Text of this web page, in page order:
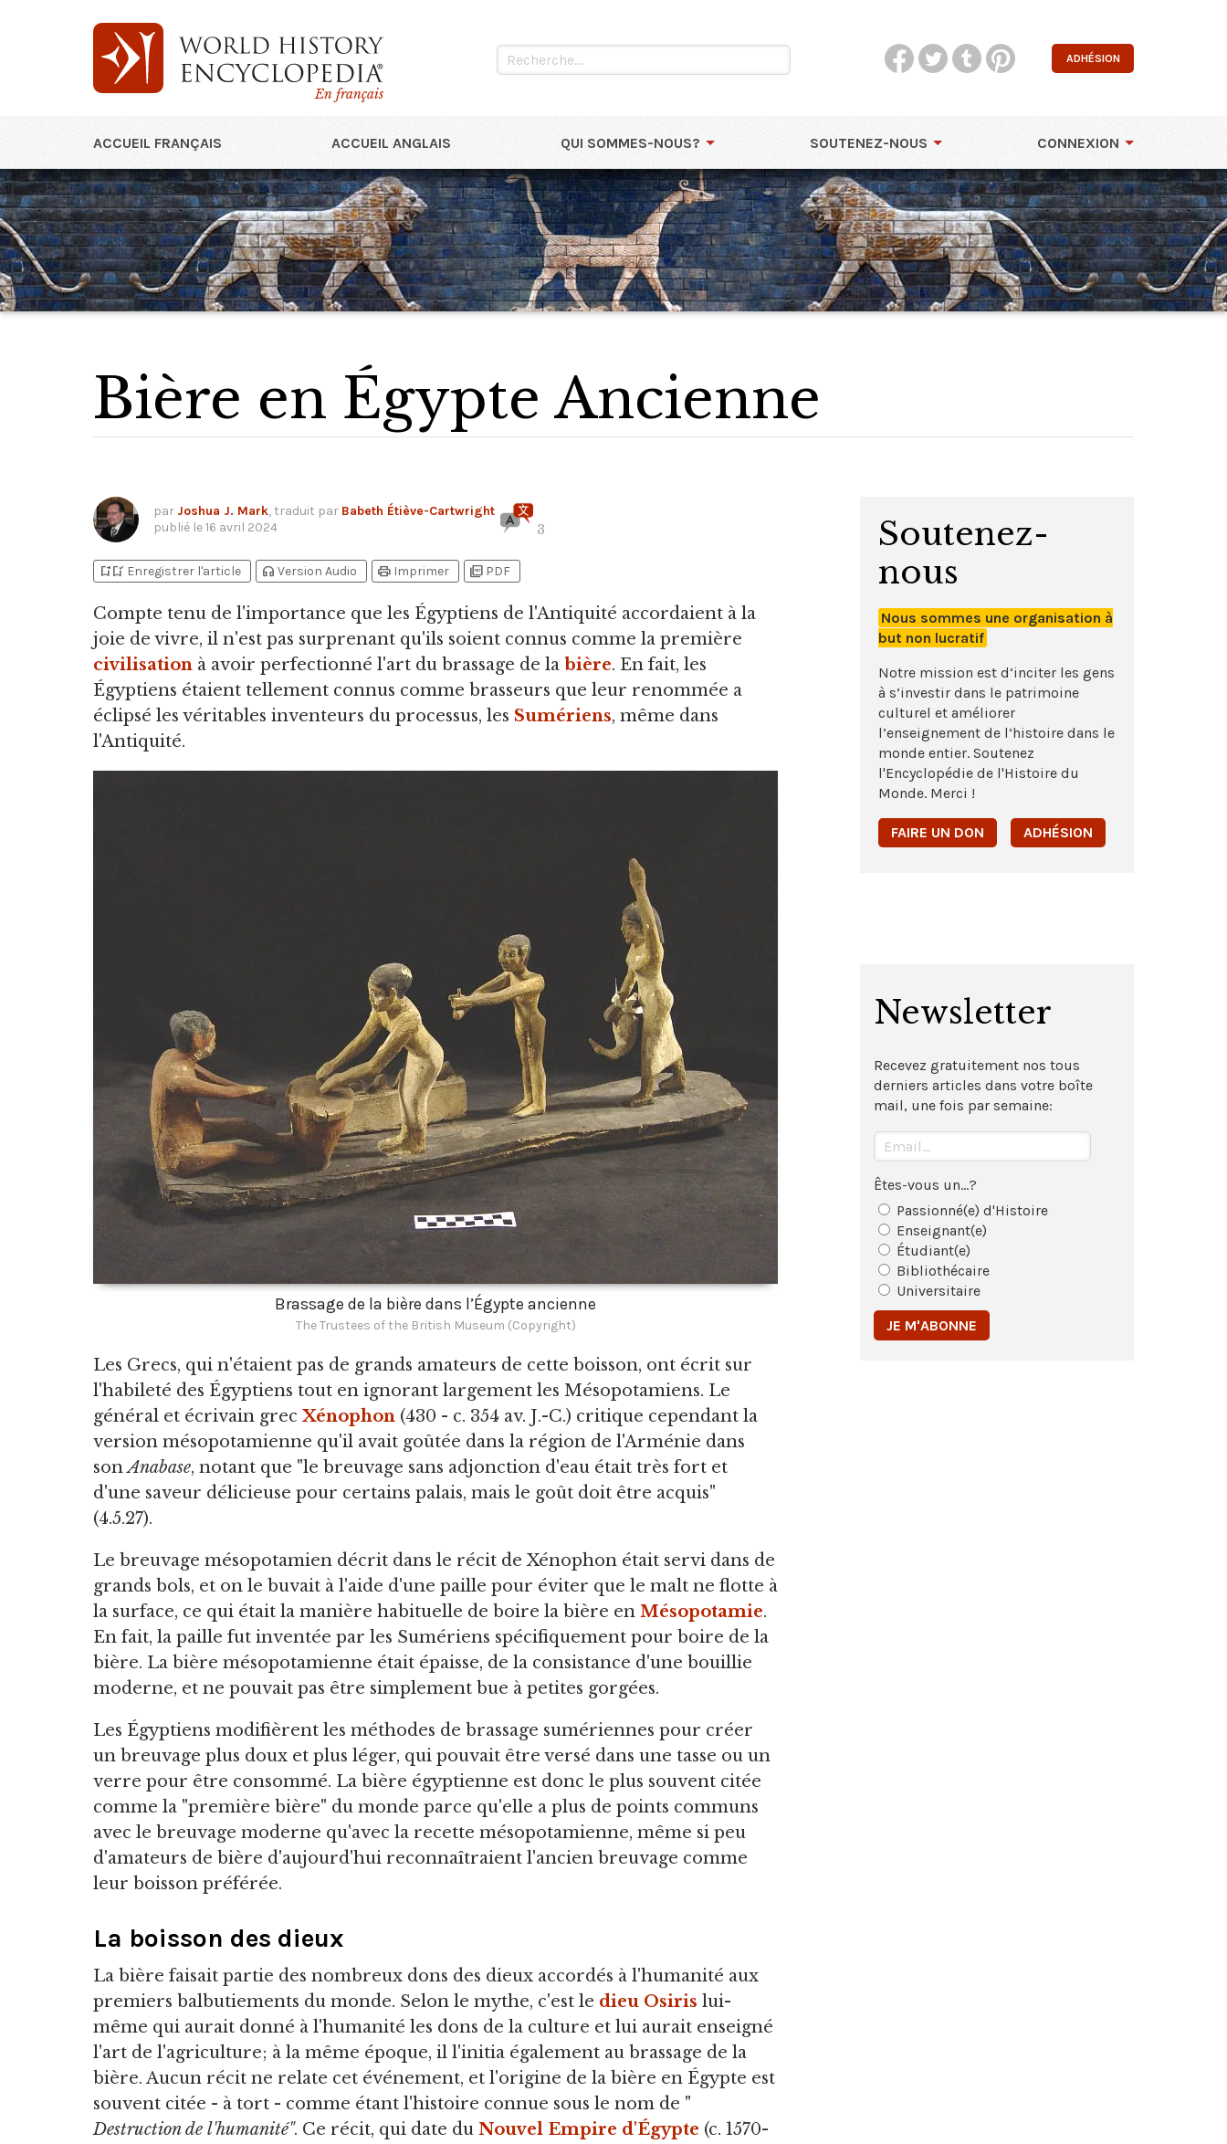
En français
ADHÉSION
ACCUEIL FRANÇAIS ACCUEIL ANGLAIS QUI SOMMES-NOUS? SOUTENEZ-NOUS CONNEXION
Bière en Égypte Ancienne
par Joshua J. Mark, traduit par Babeth Étiève-Cartwright
publié le16 avril 2024 3
bookmark_addbookmark_added Enregistrer l'article headphones Version Audio print Imprimer picture_as_pdf PDF
Compte tenu de l'importance que les Égyptiens de l'Antiquité accordaient à la
joie de vivre, il n'est pas surprenant qu'ils soient connus comme la première
civilisation à avoir perfectionné l'art du brassage de la bière. En fait, les
Égyptiens étaient tellement connus comme brasseurs que leur renommée a
éclipsé les véritables inventeurs du processus, les Sumériens, même dans
l'Antiquité.
Brassage de la bière dans l’Égypte ancienne
The Trustees of the British Museum (Copyright)
Les Grecs, qui n'étaient pas de grands amateurs de cette boisson, ont écrit sur
l'habileté des Égyptiens tout en ignorant largement les Mésopotamiens. Le
général et écrivain grec Xénophon (430 - c. 354 av. J.-C.) critique cependant la
version mésopotamienne qu'il avait goûtée dans la région de l'Arménie dans
sonAnabase, notant que "le breuvage sans adjonction d'eau était très fort et
d'une saveur délicieuse pour certains palais, mais le goût doit être acquis"
(4.5.27).
Le breuvage mésopotamien décrit dans le récit de Xénophon était servi dans de
grands bols, et on le buvait à l'aide d'une paille pour éviter que le malt ne flotte à
la surface, ce qui était la manière habituelle de boire la bière en Mésopotamie.
En fait, la paille fut inventée par les Sumériens spécifiquement pour boire de la
bière. La bière mésopotamienne était épaisse, de la consistance d'une bouillie
moderne, et ne pouvait pas être simplement bue à petites gorgées.
Les Égyptiens modifièrent les méthodes de brassage sumériennes pour créer
un breuvage plus doux et plus léger, qui pouvait être versé dans une tasse ou un
verre pour être consommé. La bière égyptienne est donc le plus souvent citée
comme la "première bière" du monde parce qu'elle a plus de points communs
avec le breuvage moderne qu'avec la recette mésopotamienne, même si peu
d'amateurs de bière d'aujourd'hui reconnaîtraient l'ancien breuvage comme
leur boisson préférée.
La boisson des dieux
La bière faisait partie des nombreux dons des dieux accordés à l'humanité aux
premiers balbutiements du monde. Selon le mythe, c'est le dieu Osiris lui-
même qui aurait donné à l'humanité les dons de la culture et lui aurait enseigné
l'art de l'agriculture; à la même époque, il l'initia également au brassage de la
bière. Aucun récit ne relate cet événement, et l'origine de la bière en Égypte est
souvent citée - à tort - comme étant l'histoire connue sous le nom de "
Destruction de l'humanité". Ce récit, qui date du Nouvel Empire d'Égypte (c. 1570-
Soutenez-
nous
Nous sommes une organisation à
but non lucratif
Notre mission est d’inciter les gens
à s’investir dans le patrimoine
culturel et améliorer
l’enseignement de l’histoire dans le
monde entier. Soutenez
l'Encyclopédie de l'Histoire du
Monde. Merci !
FAIRE UN DON ADHÉSION
Newsletter
Recevez gratuitement nos tous
derniers articles dans votre boîte
mail, une fois par semaine:
Êtes-vous un...?
Passionné(e) d'Histoire
Enseignant(e)
Étudiant(e)
Bibliothécaire
Universitaire